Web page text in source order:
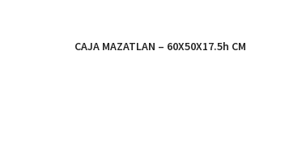
CAJA MAZATLAN – 60X50X17.5h CM